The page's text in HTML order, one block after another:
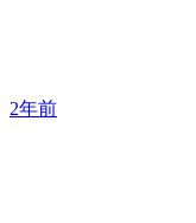
2年前